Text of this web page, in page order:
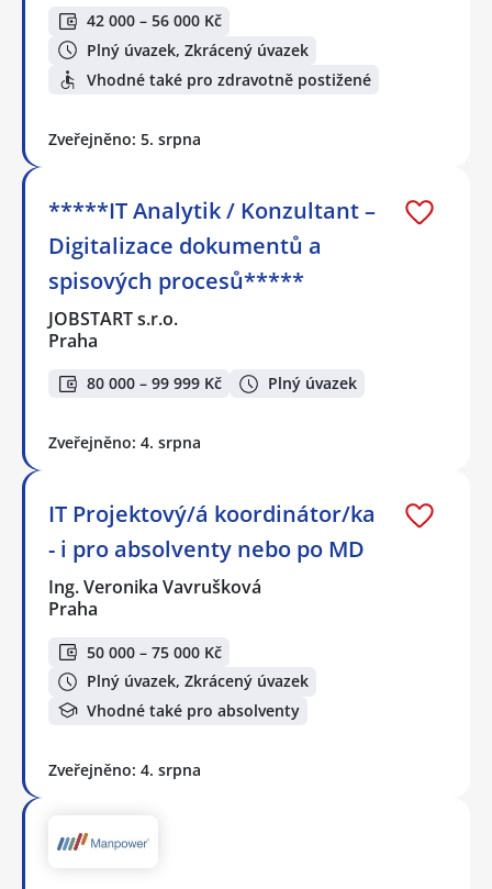
42 000 – 56 000 Kč
Plný úvazek, Zkrácený úvazek
Vhodné také pro zdravotně postižené
Zveřejněno: 5. srpna
*****IT Analytik / Konzultant –
Digitalizace dokumentů a
spisových procesů*****
JOBSTART s.r.o.
Praha
80 000 – 99 999 Kč Plný úvazek
Zveřejněno: 4. srpna
IT Projektový/á koordinátor/ka
- i pro absolventy nebo po MD
Ing. Veronika Vavrušková
Praha
50 000 – 75 000 Kč
Plný úvazek, Zkrácený úvazek
Vhodné také pro absolventy
Zveřejněno: 4. srpna